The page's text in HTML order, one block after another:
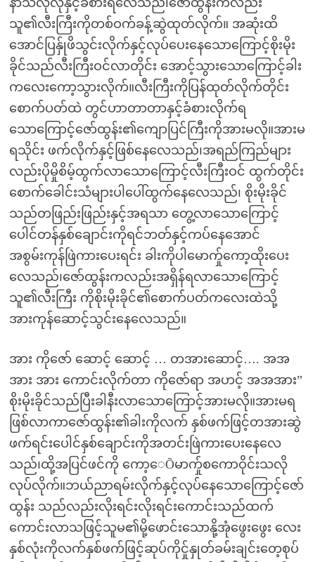
နာသလိုလိုနှင့်ခံစားရလေသည်၊ဇော်ထွန်းကလည်း
သူ၏လီးကြီးကိုတစ်ဝက်ခန့်ဆွဲထုတ်လိုက်။ အဆုံးထိ
အောင်ပြန်ှုဖိသွင်းလိုက်နှင့်လုပ်ပေးနေသောကြောင့်စိုးမိုး
ခိုင်သည်လီးကြီးဝင်လာတိုင်း အောင့်သွားသောကြောင့်ခါး
ကလေးကော့သွားလိုက်။လီးကြီးကိုပြန်ထုတ်လိုက်တိုင်း
စောက်ပတ်ထဲ တွင်ဟာတာတာနှင့်ခံစားလိုက်ရ
သောကြောင့်ဇော်ထွန်း၏ကျောပြင်ကြီးကိုအားမလို။အားမ
ရသိုင်း ဖက်လိုက်နှင့်ဖြစ်နေလေသည်၊အရည်ကြည်များ
လည်းပိုမှိုစိမ့်ထွက်လာသောကြောင့်လီးကြီးဝင် ထွက်တိုင်း
စောက်ခေါင်းသံများပါပေါ်ထွက်နေလေသည်၊ စိုးမိုးခိုင်
သည်တဖြည်းဖြည်းနှင့်အရသာ တွေ့လာသောကြောင့်
ပေါင်တန်နှစ်ချောင်းကိုရင်ဘတ်နှင့်ကပ်နေအောင်
အစွမ်းကုန်ဖြဲကားပေးရင်း ခါးကိုပါမောက်ှုကော့ထိုးပေး
လေသည်၊ဇော်ထွန်းကလည်းအရှိန်ရလာသောကြောင့်
သူ၏လီးကြီး ကိုစိုးမိုးခိုင်၏စောက်ပတ်ကလေးထဲသို့
အားကုန်ဆောင့်သွင်းနေလေသည်။
အား ကိုဇော် ဆောင့် ဆောင့် … တအားဆောင့်…. အအ
အား အား ကောင်းလိုက်တာ ကိုဇော်ရာ အဟင့် အအအား”
စိုးမိုးခိုင်သည်ပြီးခါနီးလာသောကြောင့်အားမလို။အားမရ
ဖြစ်လာကာဇော်ထွန်း၏ခါးကိုလက် နှစ်ဖက်ဖြင့်တအားဆွဲ
ဖက်ရင်းပေါင်နှစ်ချောင်းကိုအတင်းဖြဲကားပေးနေလေ
သည်၊ထို့အပြင်ဖင်ကို ကော့ေÕမာက်ှုစကောဝိုင်းသလို
လုပ်လိုက်။ဘယ်ညာရမ်းလိုက်နှင့်လုပ်နေသောကြောင့်ဇော်
ထွန်း သည်လည်းလိုးရင်းလိုးရင်းကောင်းသည်ထက်
ကောင်းလာသဖြင့်သူမ၏မို့ဖောင်းသောနို့အုံဖွေးဖွေး လေး
နှစ်လုံးကိုလက်နှစ်ဖက်ဖြင့်ဆုပ်ကိုင်ှုနှုတ်ခမ်းချင်းတေ့စုပ်